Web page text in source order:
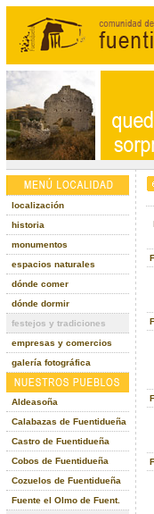
localización
historia
monumentos
espacios naturales
dónde comer
dónde dormir
festejos y tradiciones
empresas y comercios
galería fotográfica
Aldeasoña
Calabazas de Fuentidueña
Castro de Fuentidueña
Cobos de Fuentidueña
Cozuelos de Fuentidueña
Fuente el Olmo de Fuent.